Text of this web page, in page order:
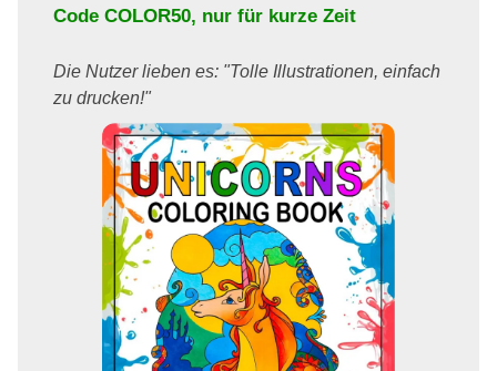
Code COLOR50, nur für kurze Zeit
Die Nutzer lieben es: "Tolle Illustrationen, einfach
zu drucken!"